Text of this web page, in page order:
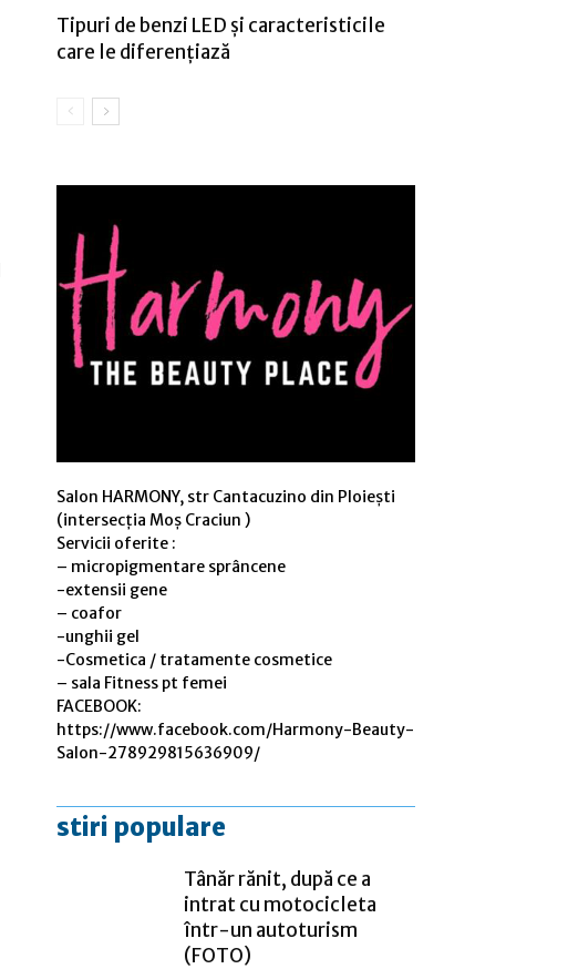
Tipuri de benzi LED și caracteristicile
care le diferențiază
Salon HARMONY, str Cantacuzino din Ploiești
(intersecția Moș Craciun )
Servicii oferite :
– micropigmentare sprâncene
-extensii gene
– coafor
-unghii gel
-Cosmetica / tratamente cosmetice
– sala Fitness pt femei
FACEBOOK:
https://www.facebook.com/Harmony-Beauty-
Salon-278929815636909/
stiri populare
Tânăr rănit, după ce a
intrat cu motocicleta
într-un autoturism
(FOTO)